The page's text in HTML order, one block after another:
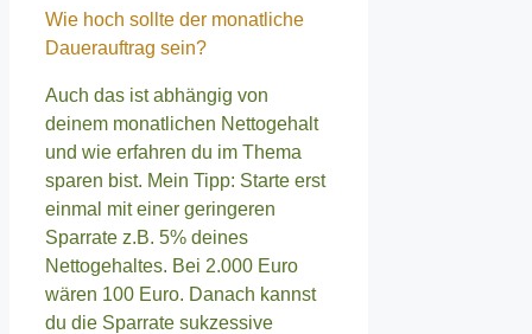
Wie hoch sollte der monatliche
Dauerauftrag sein?
Auch das ist abhängig von
deinem monatlichen Nettogehalt
und wie erfahren du im Thema
sparen bist. Mein Tipp: Starte erst
einmal mit einer geringeren
Sparrate z.B. 5% deines
Nettogehaltes. Bei 2.000 Euro
wären 100 Euro. Danach kannst
du die Sparrate sukzessive